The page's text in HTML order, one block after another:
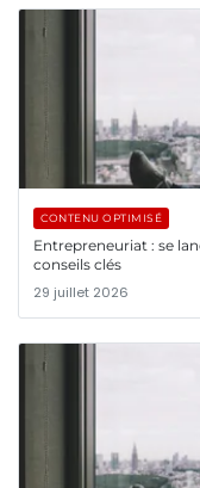
CONTENU OPTIMISÉ
Entrepreneuriat : se
conseils clés
29 juillet 2026